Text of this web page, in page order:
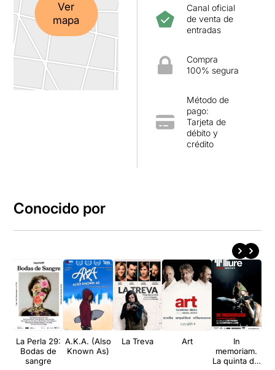
Ver
mapa
Canal oficial
de venta de
entradas
Compra
100% segura
Método de
pago:
Tarjeta de
débito y
crédito
Conocido por
La Perla 29:
Bodas de
sangre
A.K.A. (Also
Known As)
La Treva Art
In
memoriam.
La quinta del